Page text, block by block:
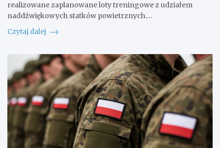
realizowane zaplanowane loty treningowe z udziałem
naddźwiękowych statków powietrznych.…
Czytaj dalej